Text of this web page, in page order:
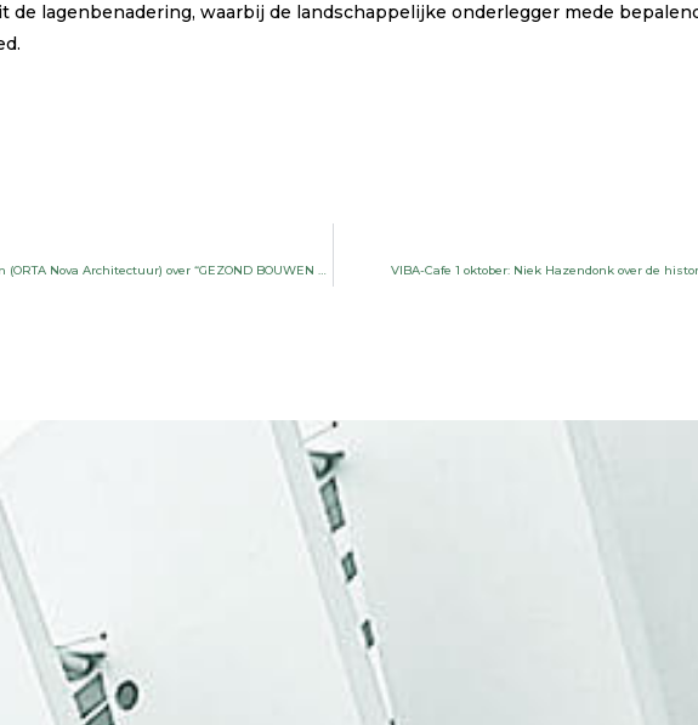
lagenbenadering, waarbij de landschappelijke onderlegger mede
VIBA-Cafe 1 oktober: Niek Hazendonk over de